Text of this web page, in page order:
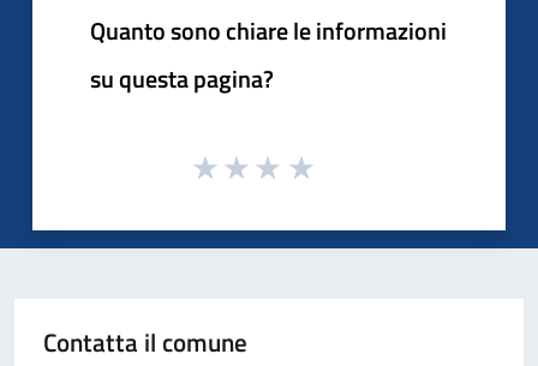
Quanto sono chiare le informazioni
su questa pagina?
Contatta il comune